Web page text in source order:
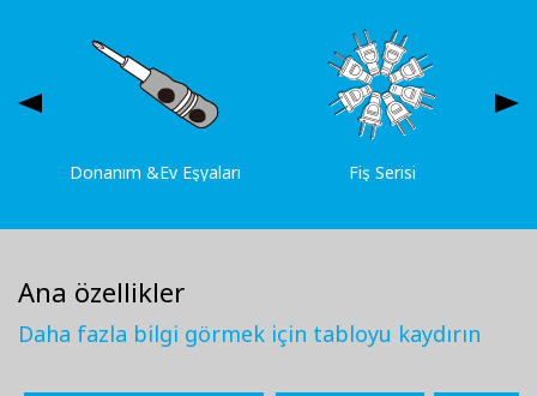
Donanım &Ev Eşyaları Fiş Serisi
Ana özellikler
Daha fazla bilgi görmek için tabloyu kaydırın